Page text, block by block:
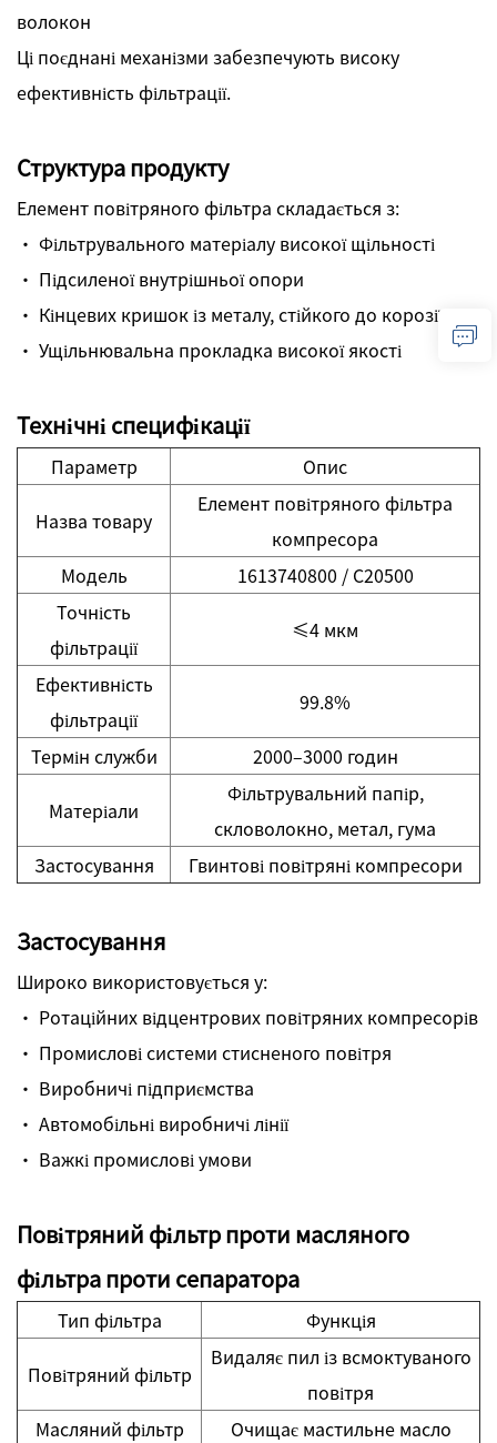
волокон
Ці поєднані механізми забезпечують високу
ефективність фільтрації.
Структура продукту
Елемент повітряного фільтра складається з:
· Фільтрувального матеріалу високої щільності
· Підсиленої внутрішньої опори
· Кінцевих кришок із металу, стійкого до корозії
· Ущільнювальна прокладка високої якості
Технічні специфікації
Параметр Опис
Назва товару
Елемент повітряного фільтра
компресора
Модель
1613740800 / C20500
Точність
фільтрації
≤4 мкм
Ефективність
фільтрації
99.8%
Термін служби 2000–3000 годин
Матеріали
Фільтрувальний папір,
скловолокно, метал, гума
Застосування
Гвинтові повітряні компресори
Застосування
Широко використовується у:
· Ротаційних відцентрових повітряних компресорів
· Промислові системи стисненого повітря
· Виробничі підприємства
· Автомобільні виробничі лінії
· Важкі промислові умови
Повітряний фільтр проти масляного
фільтра проти сепаратора
Тип фільтра Функція
Повітряний фільтр
Видаляє пил із всмоктуваного
повітря
Масляний фільтр
Очищає мастильне масло